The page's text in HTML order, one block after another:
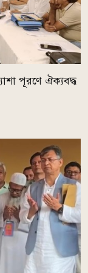
পূরণে ঐক্যবদ্ধ